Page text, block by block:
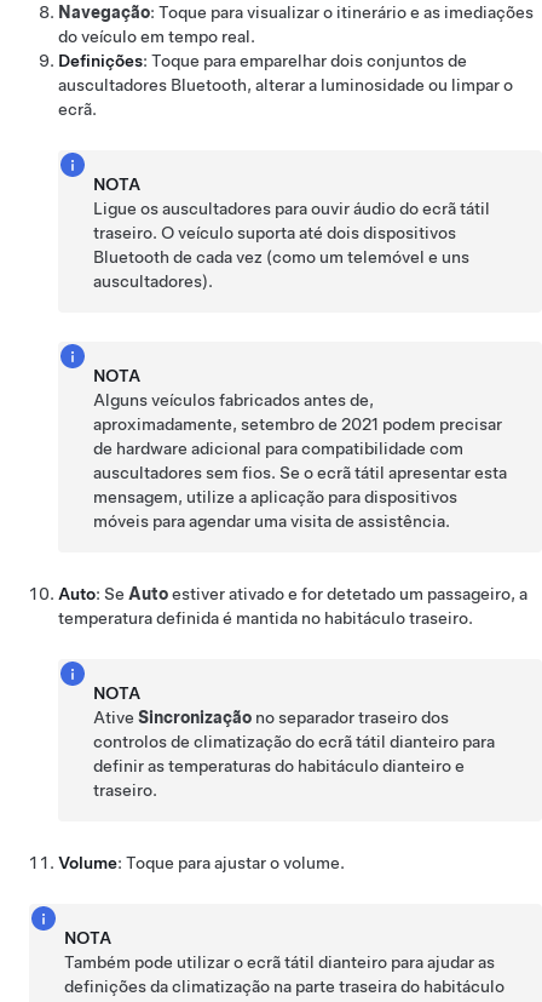
Navegação: Toque para visualizar o itinerário e as imediações
do veículo em tempo real.
Definições: Toque para emparelhar dois conjuntos de
auscultadores Bluetooth, alterar a luminosidade ou limpar o
ecrã.
NOTA
Ligue os auscultadores para ouvir áudio do ecrã tátil
traseiro. O veículo suporta até dois dispositivos
Bluetooth de cada vez (como um telemóvel e uns
auscultadores).
NOTA
Alguns veículos fabricados antes de,
aproximadamente, setembro de 2021 podem precisar
de hardware adicional para compatibilidade com
auscultadores sem fios. Se o ecrã tátil apresentar esta
mensagem, utilize a aplicação para dispositivos
móveis para agendar uma visita de assistência.
Auto: Se Autoestiver ativado e for detetado um passageiro, a
temperatura definida é mantida no habitáculo traseiro.
NOTA
AtiveSincronização no separador traseiro dos
controlos de climatização do ecrã tátil dianteiro para
definir as temperaturas do habitáculo dianteiro e
traseiro.
Volume: Toque para ajustar o volume.
NOTA
Também pode utilizar o ecrã tátil dianteiro para ajudar as
definições da climatização na parte traseira do habitáculo